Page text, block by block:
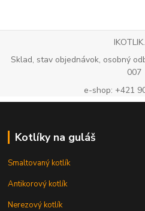
Sklad, stav objednávok, osobný
007
e-shop: +421
Kotlíky na guláš
Smaltovaný kotlík
Antikorový kotlík
Nerezový kotlík